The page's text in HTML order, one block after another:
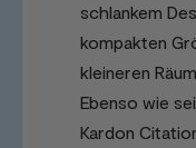
schlankem
kompakten
kleineren
Ebenso wie
Kardon